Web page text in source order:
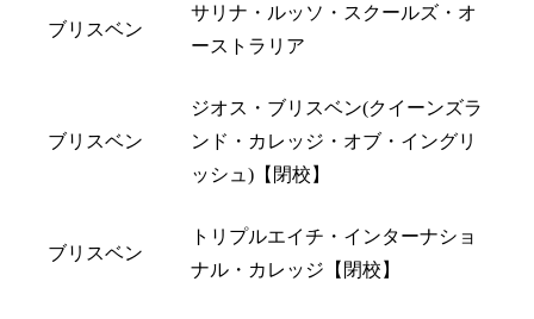
ブリスベン
サリナ・ルッソ・スクールズ・オ
ーストラリア
ブリスベン
ジオス・ブリスベン(クイーンズラ
ンド・カレッジ・オブ・イングリ
ッシュ)【閉校】
ブリスベン
トリプルエイチ・インターナショ
ナル・カレッジ【閉校】